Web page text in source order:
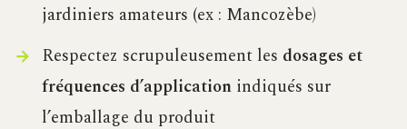
jardiniers amateurs (ex : Mancozèbe)
Respectez scrupuleusement les dosages et
fréquences d’applicationindiqués sur
l’emballage du produit